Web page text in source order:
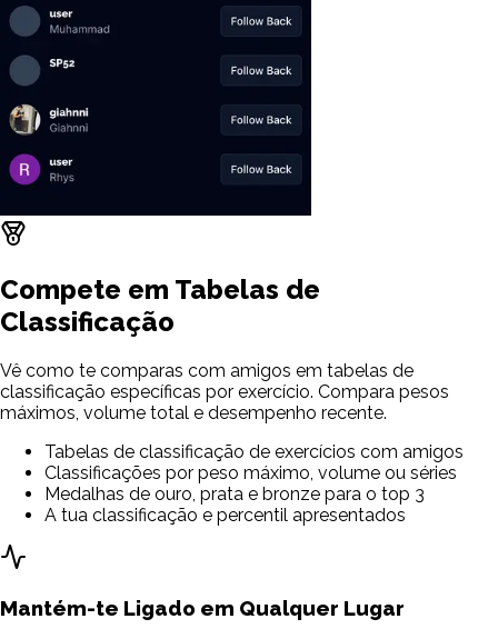
Compete em Tabelas de
Classificação
Vê como te comparas com amigos em tabelas de
classificação específicas por exercício. Compara pesos
máximos, volume total e desempenho recente.
Tabelas de classificação de exercícios com amigos
Classificações por peso máximo, volume ou séries
Medalhas de ouro, prata e bronze para o top 3
A tua classificação e percentil apresentados
Mantém-te Ligado em Qualquer Lugar